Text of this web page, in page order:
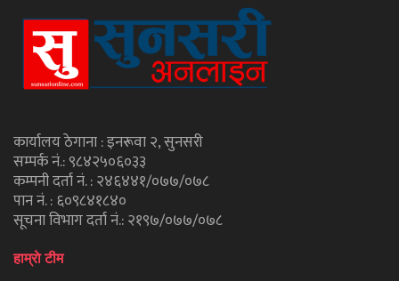
कार्यालय ठेगाना : इनरूवा २, सुनसरी
सम्पर्क नं.: ९८४२५०६०३३
कम्पनी दर्ता नं. : २४६४४१/०७७/०७८
पान नं. : ६०९८४१८४०
सूचना विभाग दर्ता नं.: २१९७/०७७/०७८
हाम्राे टीम